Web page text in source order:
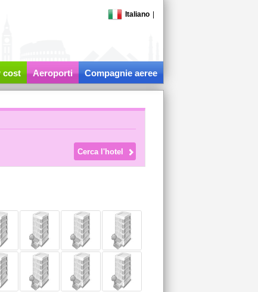
Italiano
cost Aeroporti Compagnie aeree